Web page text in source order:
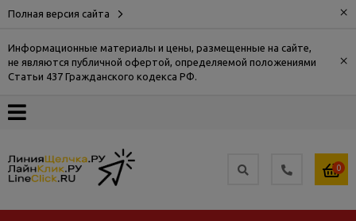
Полная версия сайта ×
Информационные материалы и цены, размещенные на сайте,
не являются публичной офертой, определяемой положениями
Статьи 437 Гражданского кодекса РФ.
×
О
Доставка
0